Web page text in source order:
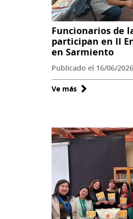
Funcionarios de
participan en II
en Sarmiento
Publicado el 16/06/2026
Ve más sobre
la
guaguateca
Encuentro
de
Narración